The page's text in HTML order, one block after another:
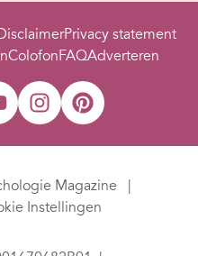
Privacy statement
ColofonFAQAdverteren
Magazine
Instellingen